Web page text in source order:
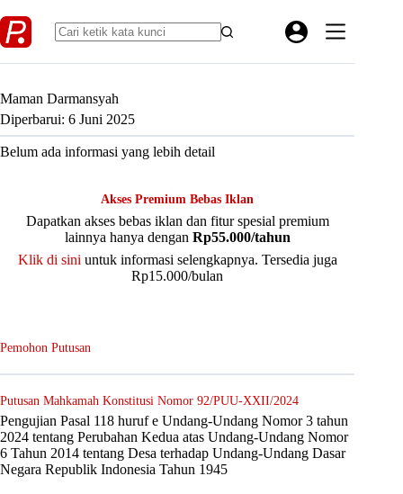
to
content
Maman Darmansyah
Diperbarui: 6 Juni 2025
Belum ada informasi yang lebih detail
Akses Premium Bebas Iklan
Dapatkan akses bebas iklan dan fitur spesial premium
lainnya hanya dengan Rp55.000/tahun
Klik di sini untuk informasi selengkapnya. Tersedia juga
Rp15.000/bulan
Pemohon Putusan
Putusan Mahkamah Konstitusi Nomor 92/PUU-XXII/2024
Pengujian Pasal 118 huruf e Undang-Undang Nomor 3 tahun
2024 tentang Perubahan Kedua atas Undang-Undang Nomor
6 Tahun 2014 tentang Desa terhadap Undang-Undang Dasar
Negara Republik Indonesia Tahun 1945